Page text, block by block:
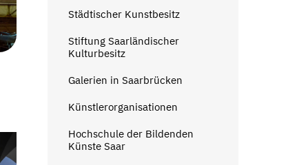
Städtischer Kunstbesitz
Stiftung Saarländischer
Kulturbesitz
Galerien in Saarbrücken
Künstlerorganisationen
Hochschule der Bildenden
Künste Saar